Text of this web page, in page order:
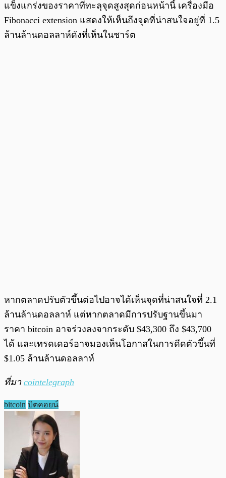
แข็งแกร่งของราคาที่ทะลุจุดสูงสุดก่อนหน้านี้ เครื่องมือ
Fibonacci extension แสดงให้เห็นถึงจุดที่น่าสนใจอยู่ที่ 1.5
ล้านล้านดอลลาห์ดังที่เห็นในชาร์ต
หากตลาดปรับตัวขึ้นต่อไปอาจได้เห็นจุดที่น่าสนใจที่ 2.1
ล้านล้านดอลลาห์ แต่หากตลาดมีการปรับฐานขึ้นมา
ราคา bitcoin อาจร่วงลงจากระดับ $43,300 ถึง $43,700
ได้ และเทรดเดอร์อาจมองเห็นโอกาสในการดีดตัวขึ้นที่
$1.05 ล้านล้านดอลลาห์
ที่มา cointelegraph
bitcoin บิตคอยน์